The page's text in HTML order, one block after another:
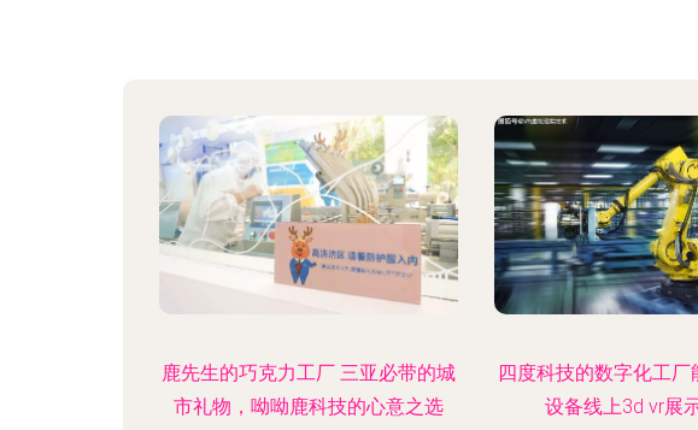
鹿先生的巧克力工厂 三亚必带的城
市礼物，呦呦鹿科技的心意之选
四度科技的数字化工厂
设备线上3d vr展